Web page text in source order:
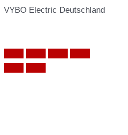
VYBO Electric Deutschland